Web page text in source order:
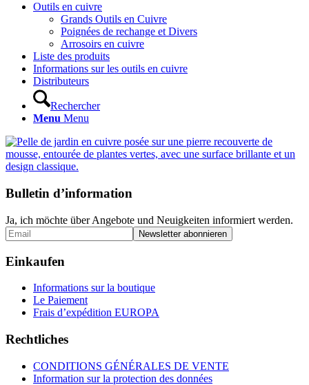
Outils en cuivre
Grands Outils en Cuivre
Poignées de rechange et Divers
Arrosoirs en cuivre
Liste des produits
Informations sur les outils en cuivre
Distributeurs
Rechercher
Menu Menu
Bulletin d’information
Ja, ich möchte über Angebote und Neuigkeiten informiert werden.
Einkaufen
Informations sur la boutique
Le Paiement
Frais d’expédition EUROPA
Rechtliches
CONDITIONS GÉNÉRALES DE VENTE
Information sur la protection des données